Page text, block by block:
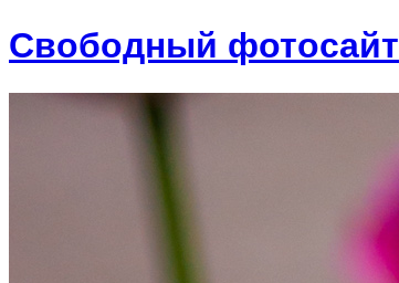
Свободный фотосайт